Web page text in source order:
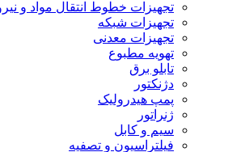
تجهیزات خطوط انتقال مواد و
تجهیزات شبکه
تجهیزات معدنی
تهویه مطبوع
تابلو برق
دژنکتور
پمپ هیدرولیک
ژنراتور
سیم و کابل
فیلتراسیون و تصفیه